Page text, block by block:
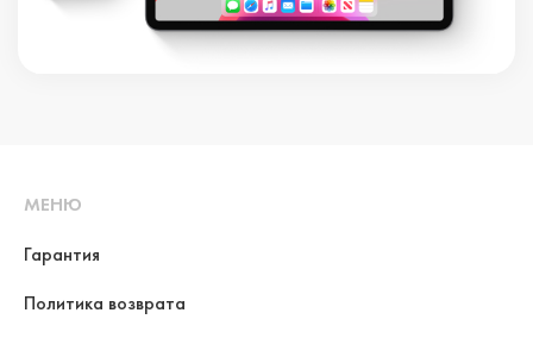
МЕНЮ
Гарантия
Политика возврата